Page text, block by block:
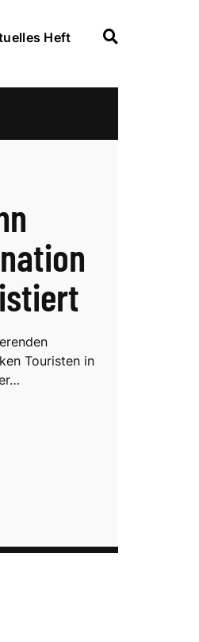
Heft
Touristen in